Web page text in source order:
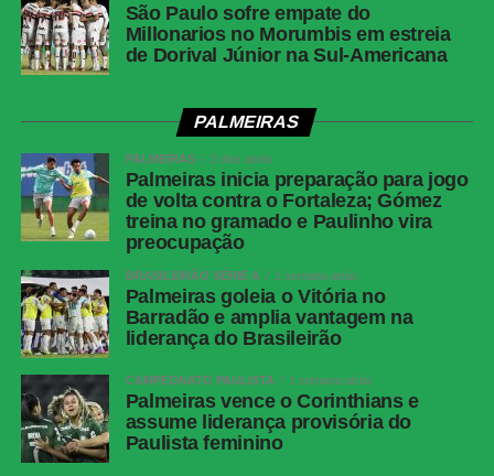
São Paulo sofre empate do
Millonarios no Morumbis em estreia
de Dorival Júnior na Sul-Americana
PALMEIRAS
PALMEIRAS 3 dias atrás
Palmeiras inicia preparação para jogo
de volta contra o Fortaleza; Gómez
treina no gramado e Paulinho vira
preocupação
BRASILEIRÃO SÉRIE A 1 semana atrás
Palmeiras goleia o Vitória no
Barradão e amplia vantagem na
liderança do Brasileirão
CAMPEONATO PAULISTA 1 semana atrás
Palmeiras vence o Corinthians e
assume liderança provisória do
Paulista feminino